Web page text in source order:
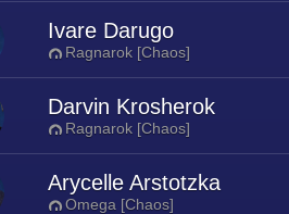
Ivare Darugo
Ragnarok [Chaos]
Darvin Krosherok
Ragnarok [Chaos]
Arycelle Arstotzka
Omega [Chaos]